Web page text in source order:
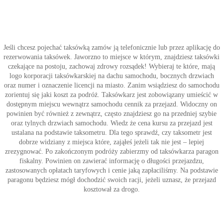
Jeśli chcesz pojechać taksówką zamów ją telefonicznie lub przez aplikację do
rezerwowania taksówek. Jaworzno to miejsce w którym, znajdziesz taksówki
czekające na postoju, zachowaj zdrowy rozsądek! Wybieraj te które, mają
logo korporacji taksówkarskiej na dachu samochodu, bocznych drzwiach
oraz numer i oznaczenie licencji na miasto. Zanim wsiądziesz do samochodu
zorientuj się jaki koszt za podróż. Taksówkarz jest zobowiązany umieścić w
dostępnym miejscu wewnątrz samochodu cennik za przejazd. Widoczny on
powinien być również z zewnątrz, często znajdziesz go na przedniej szybie
oraz tylnych drzwiach samochodu. Wiedz że cena kursu za przejazd jest
ustalana na podstawie taksometru. Dla tego sprawdź, czy taksometr jest
dobrze widziany z miejsca które, zająłeś jeżeli tak nie jest – lepiej
zrezygnować. Po zakończonym podróży zabierzmy od taksówkarza paragon
fiskalny. Powinien on zawierać informację o długości przejazdzu,
zastosowanych opłatach taryfowych i cenie jaką zapłaciliśmy. Na podstawie
paragonu będziesz mógł dochodzić swoich racji, jeżeli uznasz, że przejazd
kosztował za drogo.